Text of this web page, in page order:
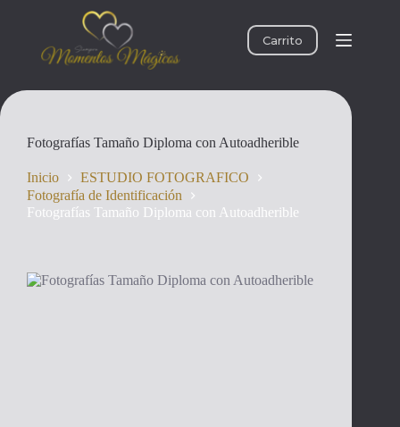
Carrito
Fotografías Tamaño Diploma con Autoadherible
Inicio
ESTUDIO FOTOGRAFICO
Fotografía de Identificación
Fotografías Tamaño Diploma con Autoadherible